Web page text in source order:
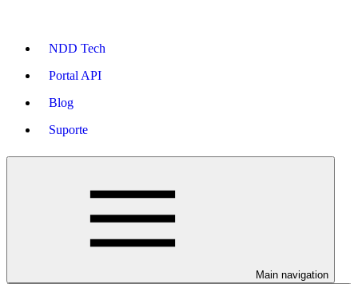
NDD Tech
Portal API
Blog
Suporte
Main navigation